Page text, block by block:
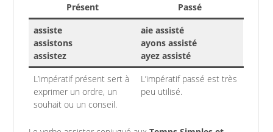
Présent
Passé
assiste
assistons
assistez
aie assisté
ayons assisté
ayez assisté
L’impératif présent sert à
exprimer un ordre, un
souhait ou un conseil.
L’impératif passé est très
peu utilisé.